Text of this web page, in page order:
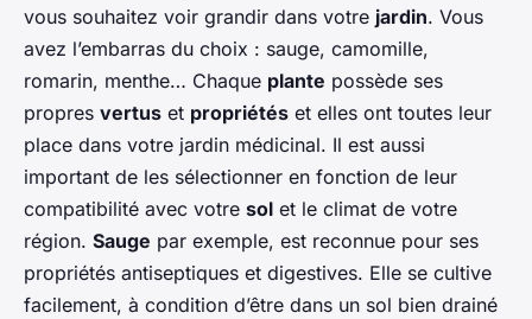
vous souhaitez voir grandir dans votre jardin. Vous
avez l’embarras du choix : sauge, camomille,
romarin, menthe… Chaque plante possède ses
propres vertus et propriétés et elles ont toutes leur
place dans votre jardin médicinal. Il est aussi
important de les sélectionner en fonction de leur
compatibilité avec votre sol et le climat de votre
région. Sauge par exemple, est reconnue pour ses
propriétés antiseptiques et digestives. Elle se cultive
facilement, à condition d’être dans un sol bien drainé